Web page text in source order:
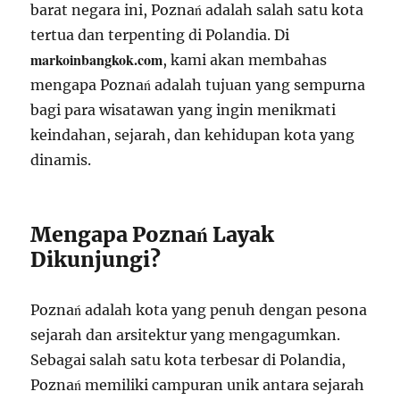
barat negara ini, Poznań adalah salah satu kota
tertua dan terpenting di Polandia. Di
markoinbangkok.com, kami akan membahas
mengapa Poznań adalah tujuan yang sempurna
bagi para wisatawan yang ingin menikmati
keindahan, sejarah, dan kehidupan kota yang
dinamis.
Mengapa Poznań Layak
Dikunjungi?
Poznań adalah kota yang penuh dengan pesona
sejarah dan arsitektur yang mengagumkan.
Sebagai salah satu kota terbesar di Polandia,
Poznań memiliki campuran unik antara sejarah